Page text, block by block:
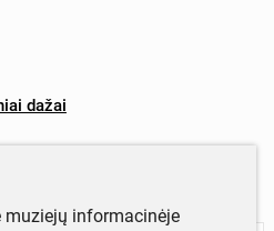
dažai
muziejų informacinėje